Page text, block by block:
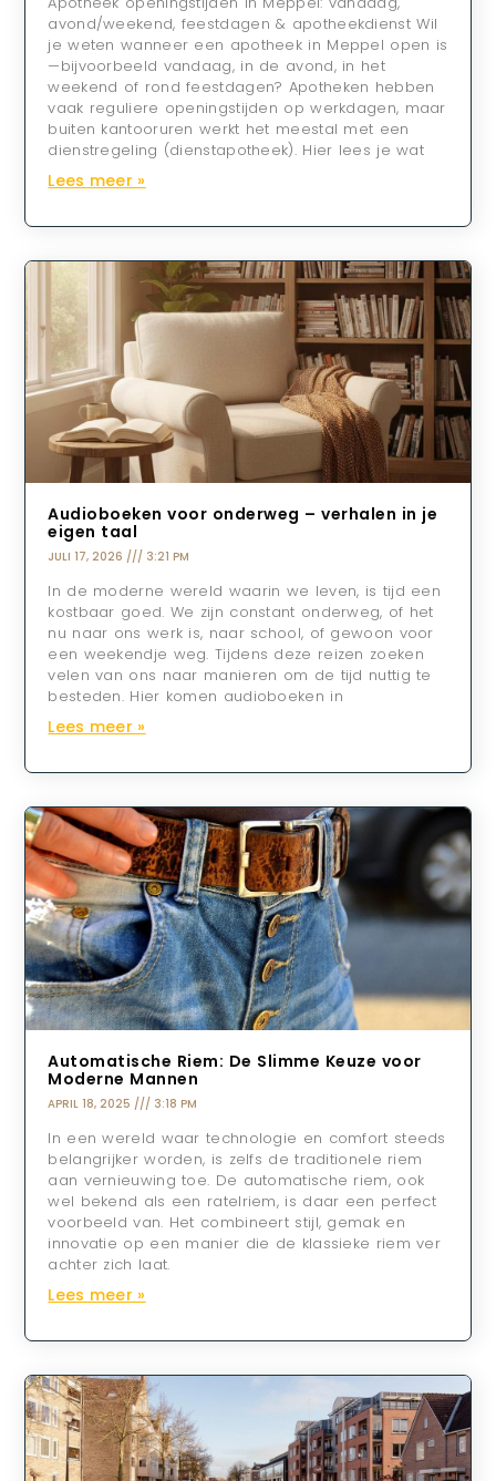
avond/weekend, feestdagen & apotheekdienst Wil
je weten wanneer een apotheek in Meppel open is
—bijvoorbeeld vandaag, in de avond, in het
weekend of rond feestdagen? Apotheken hebben
vaak reguliere openingstijden op werkdagen, maar
buiten kantooruren werkt het meestal met een
dienstregeling (dienstapotheek). Hier lees je wat
Lees meer »
Audioboeken voor onderweg – verhalen in je
eigen taal
JULI 17, 2026 3:21 PM
In de moderne wereld waarin we leven, is tijd een
kostbaar goed. We zijn constant onderweg, of het
nu naar ons werk is, naar school, of gewoon voor
een weekendje weg. Tijdens deze reizen zoeken
velen van ons naar manieren om de tijd nuttig te
besteden. Hier komen audioboeken in
Lees meer »
Automatische Riem: De Slimme Keuze voor
Moderne Mannen
APRIL 18, 2025 3:18 PM
In een wereld waar technologie en comfort steeds
belangrijker worden, is zelfs de traditionele riem
aan vernieuwing toe. De automatische riem, ook
wel bekend als een ratelriem, is daar een perfect
voorbeeld van. Het combineert stijl, gemak en
innovatie op een manier die de klassieke riem ver
achter zich laat.
Lees meer »